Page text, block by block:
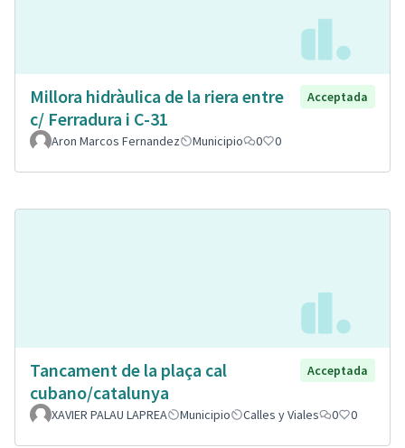
Millora hidràulica de la riera entre
c/ Ferradura i C-31
Acceptada
Aron Marcos Fernandez Municipio 0 0
Tancament de la plaça cal
cubano/catalunya
Acceptada
XAVIER PALAU LAPREA Municipio Calles y Viales 0 0